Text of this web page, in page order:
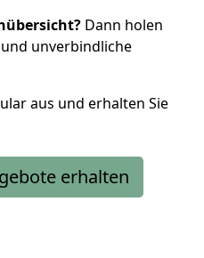
Dann holen
unverbindliche
aus und erhalten Sie
erhalten